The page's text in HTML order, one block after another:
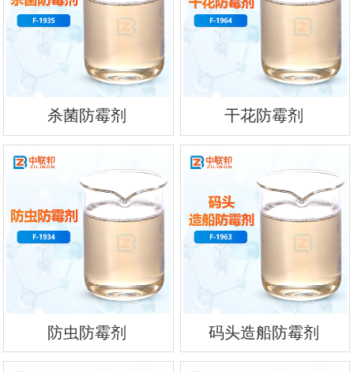
杀菌防霉剂 干花防霉剂
防虫防霉剂 码头造船防霉剂